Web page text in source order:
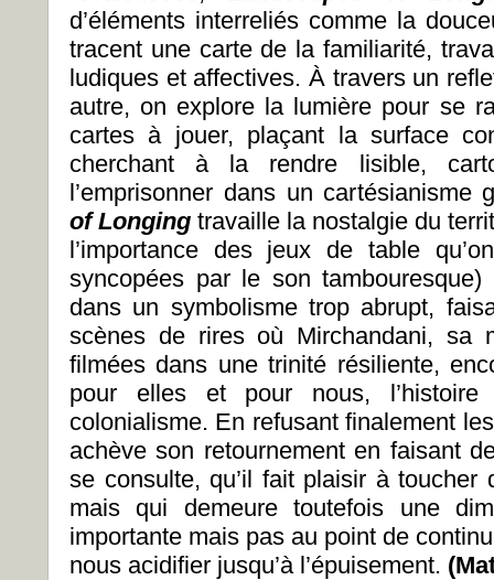
d’éléments interreliés comme la
tracent une carte de la familiarité,
ludiques et affectives. À travers un
autre, on explore la lumière pour se
cartes à jouer, plaçant la surface
cherchant à la rendre lisible,
l’emprisonner dans un cartésianisme
of Longing travaille la nostalgie du
l’importance des jeux de table
syncopées par le son
dans un symbolisme trop abrupt,
scènes de rires où Mirchandani, sa
filmées dans une trinité résiliente,
pour elles et pour nous,
colonialisme. En refusant finalement
achève son retournement en faisant
se consulte, qu’il fait plaisir à
mais qui demeure toutefois une
importante mais pas au point de
nous acidifier jusqu’à l’épuisement.